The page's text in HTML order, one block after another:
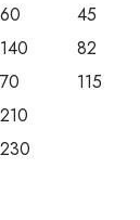
60 45
140 82
70 115
210
230